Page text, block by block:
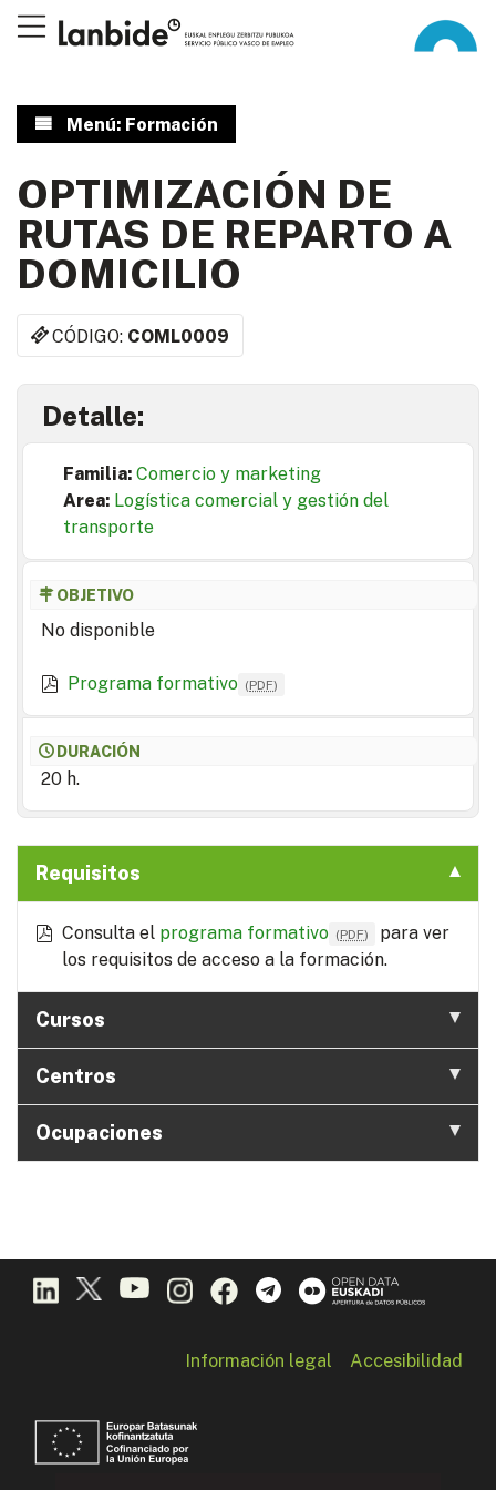
Menú: Formación
OPTIMIZACIÓN DE
RUTAS DE REPARTO A
DOMICILIO
CÓDIGO: COML0009
Detalle:
Familia: Comercio y marketing
Area: Logística comercial y gestión del
transporte
OBJETIVO
No disponible
Programa formativo (PDF)
DURACIÓN
20 h.
Requisitos
Consulta el programa formativo (PDF)
para ver
los requisitos de acceso a la formación.
Cursos
Centros
Ocupaciones
Información legal Accesibilidad